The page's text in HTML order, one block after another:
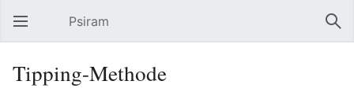
Hauptmenü öffnen Psiram
Tipping-Methode